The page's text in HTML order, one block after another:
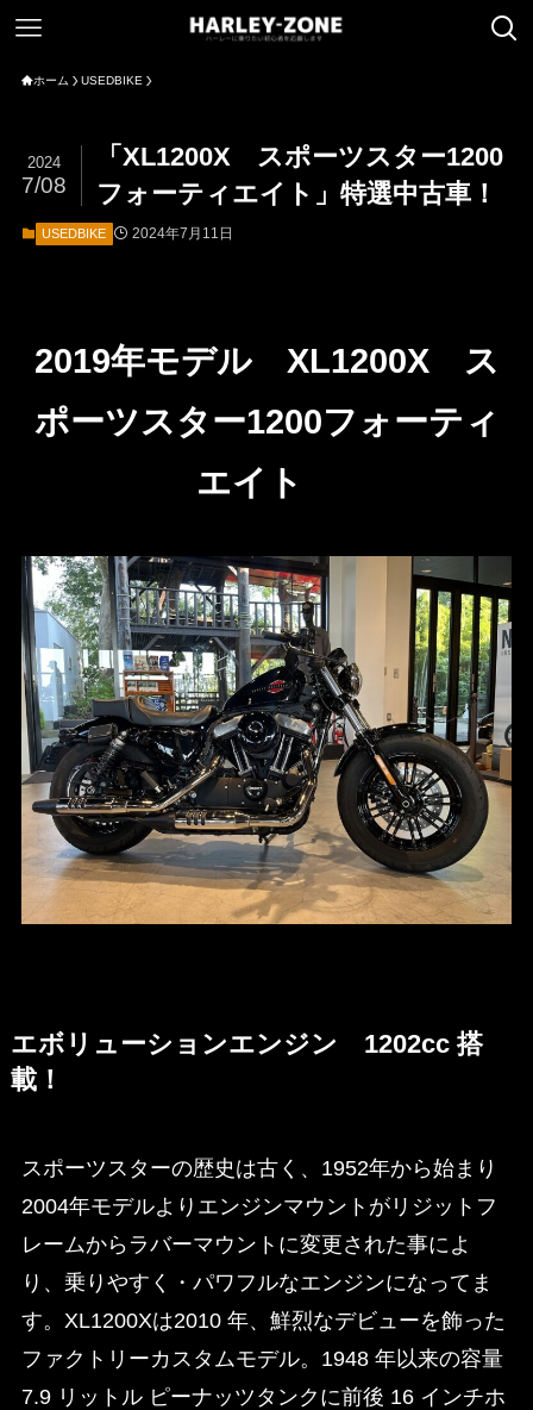
ホーム USEDBIKE
「XL1200X スポーツスター1200
フォーティエイト」特選中古車！
2024
7/08
USEDBIKE 2024年7月11日
2019年モデル XL1200X ス
ポーツスター1200フォーティ
エイト
エボリューションエンジン 1202cc 搭
載！
スポーツスターの歴史は古く、1952年から始まり
2004年モデルよりエンジンマウントがリジットフ
レームからラバーマウントに変更された事によ
り、乗りやすく・パワフルなエンジンになってま
す。XL1200Xは2010 年、鮮烈なデビューを飾った
ファクトリーカスタムモデル。1948 年以来の容量
7.9 リットル ピーナッツタンクに前後 16 インチホ